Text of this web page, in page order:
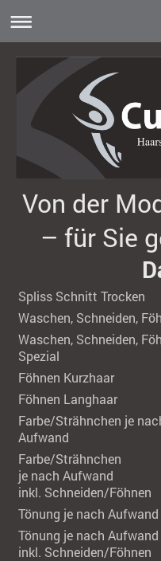
Von der
– für Sie
Spliss Schnitt Trocken
Waschen, Schneiden,
Waschen, Schneiden,
Spezial
Föhnen Kurzhaar
Föhnen Langhaar
Farbe/Strähnchen je
Aufwand
Farbe/Strähnchen
je nach Aufwand
inkl. Schneiden/Föhnen
Tönung je nach Aufwand
Tönung je nach Aufwand
inkl. Schneiden/Föhnen